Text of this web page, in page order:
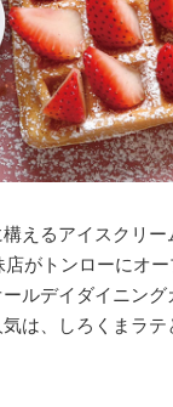
えるアイスクリ
店がトンローにオ
ルデイダイニン
は、しろくまラ